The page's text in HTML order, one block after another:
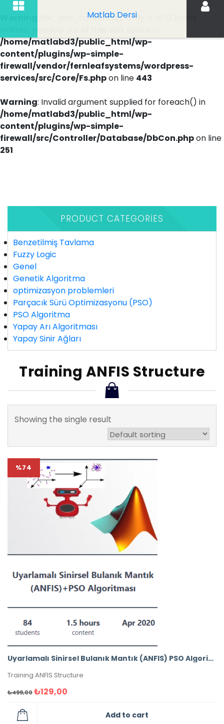
: file_put_contents(): Only -1 of 12 bytes
/home/matlabd3/public_html/wp-
content/plugins/wp-simple-
firewall/vendor/fernleafsystems/wordpress-
services/src/Core/Fs.phpon line 443
Warning: Invalid argument supplied for foreach() in
/home/matlabd3/public_html/wp-
content/plugins/wp-simple-
firewall/src/Controller/Database/DbCon.phpon line
251
Matlab Dersi
PRODUCT CATEGORIES
Benzetilmiş Tavlama
Fuzzy Logic
Genel
Genetik Algoritma
optimizasyon problemleri
Parçacık Sürü Optimizasyonu (PSO)
PSO Algoritma
Yapay Arı Algoritması
Yapay Sinir Ağları
Training ANFIS Structure
Showing the single result
%74
Uyarlamalı Sinirsel Bulanık Mantık (ANFIS) PSO Algoritması ile Eğitilmesi
Training ANFIS Structure
₺499,00₺129,00
Add to cart